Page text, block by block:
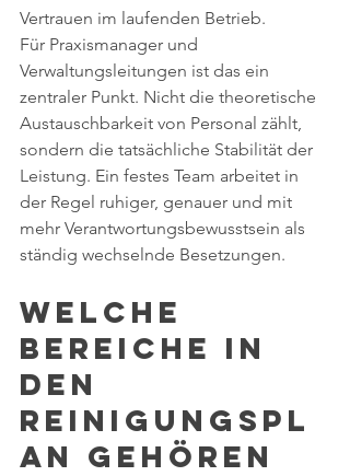
Vertrauen im laufenden Betrieb.
Für Praxismanager und
Verwaltungsleitungen ist das ein
zentraler Punkt. Nicht die theoretische
Austauschbarkeit von Personal zählt,
sondern die tatsächliche Stabilität der
Leistung. Ein festes Team arbeitet in
der Regel ruhiger, genauer und mit
mehr Verantwortungsbewusstsein als
ständig wechselnde Besetzungen.
Welche
Bereiche in
den
Reinigungspl
an gehören